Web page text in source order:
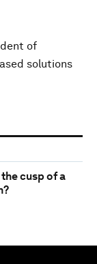
of
solutions
cusp of a